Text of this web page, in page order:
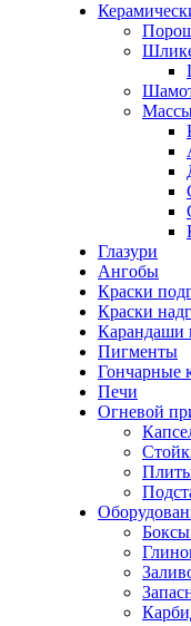
Глазури
Ангобы
Краски
Краски
Карандаши
Пигменты
Гончарные
Печи
Огневой